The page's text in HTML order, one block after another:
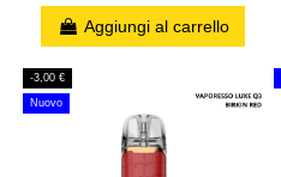
Aggiungi al carrello
-3,00 €
Nuovo